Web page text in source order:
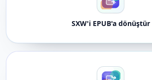
SXW'i EPUB'a dönüştür